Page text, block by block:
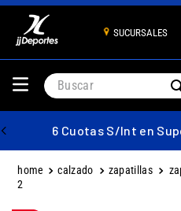
SUCURSALES
Buscar
6 Cuotas S/Int en
calzado zapatillas
2